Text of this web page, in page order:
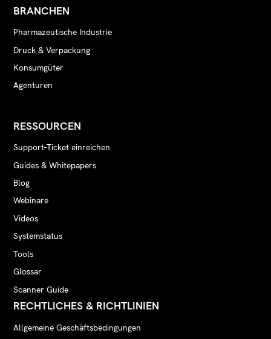
BRANCHEN
Pharmazeutische Industrie
Druck & Verpackung
Konsumgüter
Agenturen
RESSOURCEN
Support-Ticket einreichen
Guides & Whitepapers
Blog
Webinare
Videos
Systemstatus
Tools
Glossar
Scanner Guide
RECHTLICHES & RICHTLINIEN
Allgemeine Geschäftsbedingungen